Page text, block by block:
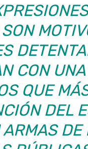
CON
QUE
DEL
ARMAS